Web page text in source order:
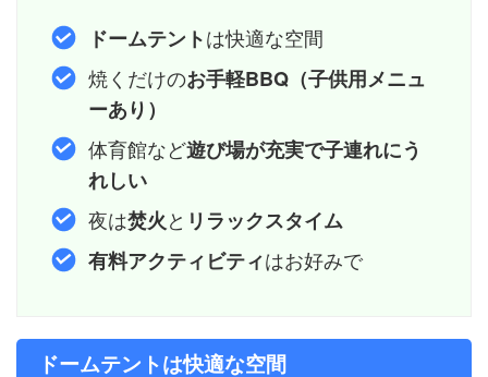
ドームテントは快適な空間
焼くだけのお手軽BBQ（子供用メニュ
ーあり）
体育館など遊び場が充実で子連れにう
れしい
夜は焚火と リラックスタイム
有料アクティビティはお好みで
ドームテントは快適な空間